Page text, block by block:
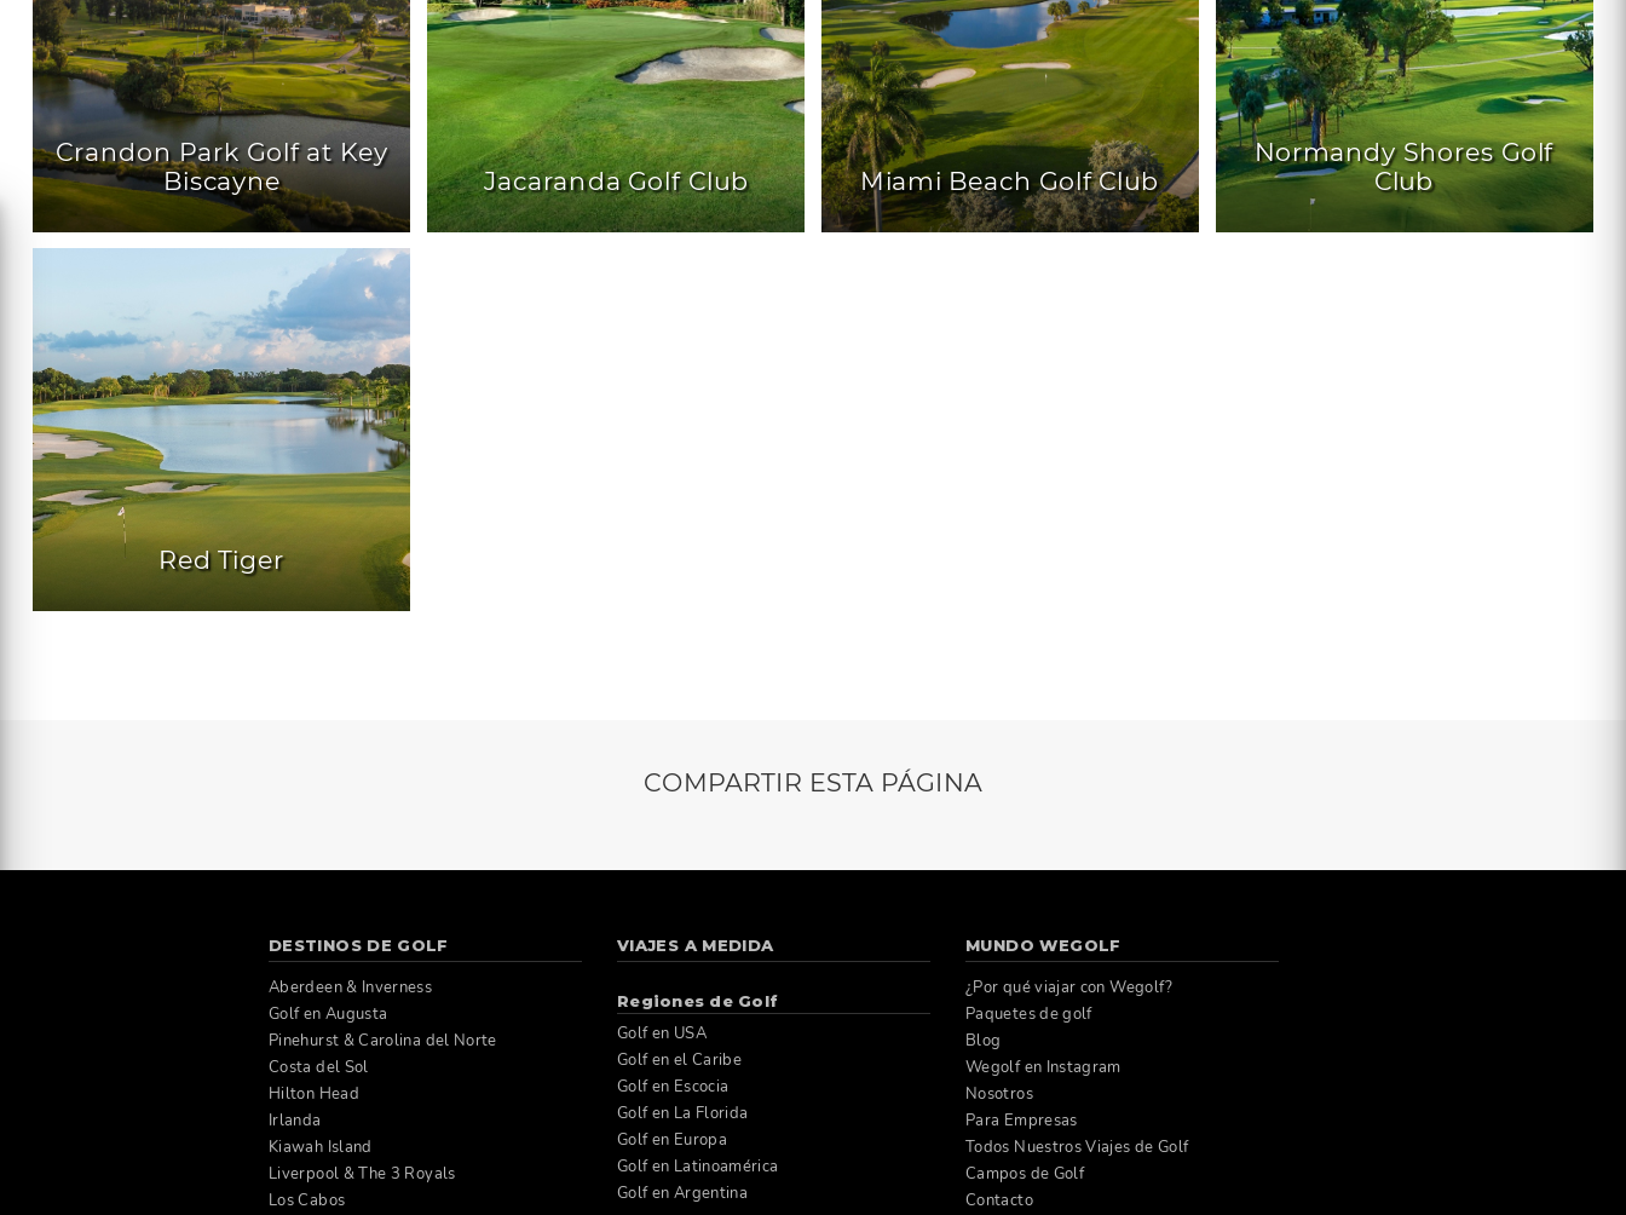
Crandon Park Golf at Key
Biscayne
Jacaranda Golf Club Miami Beach Golf Club
Normandy Shores Golf
Club
Red Tiger
COMPARTIR ESTA PÁGINA
DESTINOS DE GOLF
Aberdeen & Inverness
Golf en Augusta
Pinehurst & Carolina del Norte
Costa del Sol
Hilton Head
Irlanda
Kiawah Island
Liverpool & The 3 Royals
Los Cabos
VIAJES A MEDIDA
Regiones de Golf
Golf en USA
Golf en el Caribe
Golf en Escocia
Golf en La Florida
Golf en Europa
Golf en Latinoamérica
Golf en Argentina
MUNDO WEGOLF
¿Por qué viajar con Wegolf?
Paquetes de golf
Blog
Wegolf en Instagram
Nosotros
Para Empresas
Todos Nuestros Viajes de Golf
Campos de Golf
Contacto